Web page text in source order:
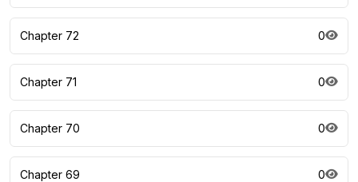
Chapter 72 0
Chapter 71 0
Chapter 70 0
Chapter 69 0